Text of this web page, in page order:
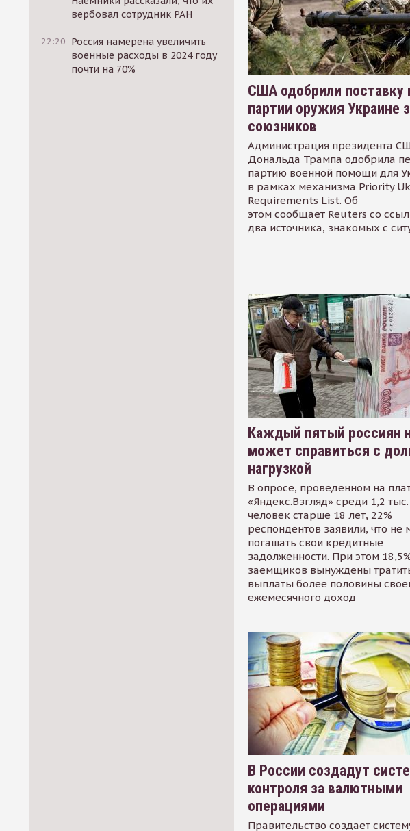
вербовал сотрудник РАН
22:20 Россия намерена увеличить
военные расходы в 2024 году
почти на 70%
США одобрили поставку
партии оружия Украине
союзников
Администрация президента
Дональда Трампа одобрила
партию военной помощи для
в рамках механизма Priority
Requirements List. Об
этом сообщает Reuters со
два источника, знакомых с
Каждый пятый россиян
может справиться с
нагрузкой
В опросе, проведенном на
«Яндекс.Взгляд» среди 1,2 тыс.
человек старше 18 лет, 22%
респондентов заявили, что не
погашать свои кредитные
задолженности. При этом
заемщиков вынуждены
выплаты более половины
ежемесячного доход
В России создадут
контроля за валютными
операциями
Правительство создает